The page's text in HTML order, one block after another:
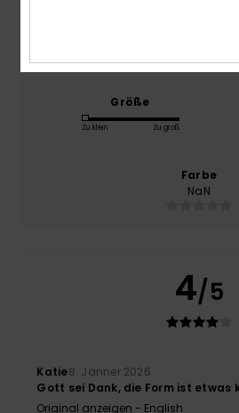
Größe
Zu klein Zu groß
Farbe
NaN
4/5
Katie8. Jänner 2026
Gott sei Dank, die Form ist
Original anzeigen - English